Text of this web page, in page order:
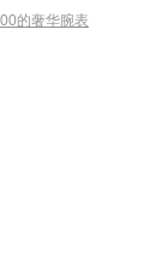
的奢华腕表